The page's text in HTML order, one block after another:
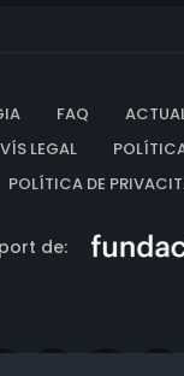
FAQ
LEGAL
POLÍTICA DE
de: